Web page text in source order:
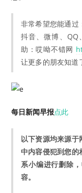
非常希望您能通过
抖音、微博、QQ
助：哎呦不错网
让更多的朋友知道
每日新闻早报点此
以下资源均来源
中内容侵犯到您的
系小编进行删除
容。